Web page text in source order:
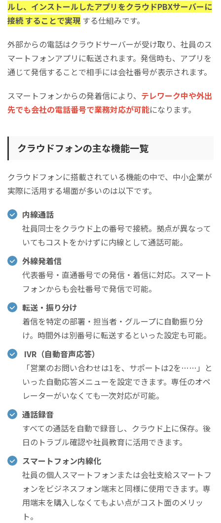
ルし、インストールしたアプリをクラウドPBXサーバーに
接続 することで実現 する仕組みです。
外部からの電話はクラウドサーバーが受け取り、社員のス
マートフォンアプリに転送されます。発信時も、アプリを
通じて発信することで相手には会社番号が表示されます。
スマートフォンからの発着信により、 テレワーク中や外出
先でも会社の電話番号で業務対応が可能になります。
クラウドフォンの主な機能一覧
クラウドフォンに搭載されている機能の中で、中小企業が
実際に活用する場面が多いのは以下です。
内線通話
社員同士をクラウド上の番号で接続。拠点が異なって
いてもコストをかけずに内線として通話可能。
外線発着信
代表番号・直通番号での発信・着信に対応。スマート
フォンからも会社番号で発信で可能。
転送・振り分け
着信を特定の部署・担当者・グループに自動振り分
け。時間外は別番号に転送するといった設定も可能。
IVR（自動音声応答）
「営業のお問い合わせは1を、サポートは2を……」と
いった自動応答メニューを設定できます。専任のオペ
レーターがいなくても一次対応が可能。
通話録音
すべての通話を自動で録音し、クラウド上に保存。後
日のトラブル確認や社員教育に活用できます。
スマートフォン内線化
社員の個人スマートフォンまたは会社支給スマートフ
ォンをビジネスフォン端末と同様に使用できます。専
用端末を購入しなくてもよい点がコスト面のメリッ
ト。